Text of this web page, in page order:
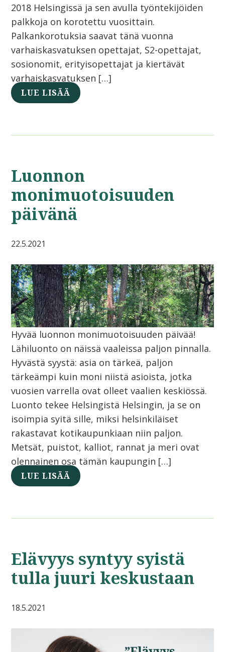
2018 Helsingissä ja sen avulla työntekijöiden
palkkoja on korotettu vuosittain.
Palkankorotuksia saavat tänä vuonna
varhaiskasvatuksen opettajat, S2-opettajat,
sosionomit, erityisopettajat ja kiertävät
varhaiskasvatuksen […]
LUE LISÄÄ
Luonnon
monimuotoisuuden
päivänä
22.5.2021
Hyvää luonnon monimuotoisuuden päivää!
Lähiluonto on näissä vaaleissa paljon pinnalla.
Hyvästä syystä: asia on tärkeä, paljon
tärkeämpi kuin moni niistä asioista, jotka
vuosien varrella ovat olleet vaalien keskiössä.
Luonto tekee Helsingistä Helsingin, ja se on
isoimpia syitä sille, miksi helsinkiläiset
rakastavat kotikaupunkiaan niin paljon.
Metsät, puistot, kalliot, rannat ja meri ovat
olennainen osa tämän kaupungin […]
LUE LISÄÄ
Elävyys syntyy syistä
tulla juuri keskustaan
18.5.2021